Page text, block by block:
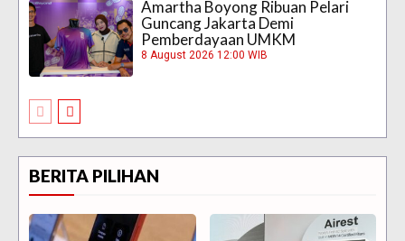
Amartha Boyong Ribuan Pelari
Guncang Jakarta Demi
Pemberdayaan UMKM
8 August 2026 12:00 WIB
BERITA PILIHAN